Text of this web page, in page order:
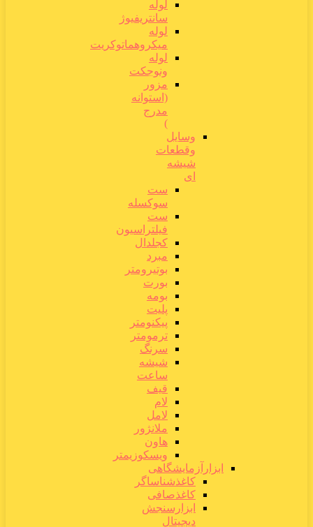
لوله
سانتریفیوژ
لوله
میکروهماتوکریت
لوله
ونوجکت
مزور
(استوانه
مدرج
)
وسایل
وقطعات
شیشه
ای
ست
سوکسله
ست
فیلتراسیون
کجلدال
مبرد
بوتیرومتر
بورت
بومه
پلیت
پیکنومتر
ترمومتر
سرنگ
شیشه
ساعت
قیف
لام
لامل
ملانژور
هاون
ویسکوزیمتر
ابزارآزمایشگاهی
کاغذشناساگر
کاغذصافی
ابزارسنجش
دیجیتال